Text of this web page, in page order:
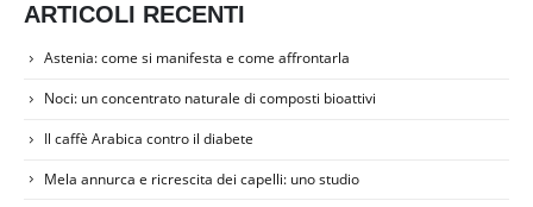
ARTICOLI RECENTI
Astenia: come si manifesta e come affrontarla
Noci: un concentrato naturale di composti bioattivi
Il caffè Arabica contro il diabete
Mela annurca e ricrescita dei capelli: uno studio